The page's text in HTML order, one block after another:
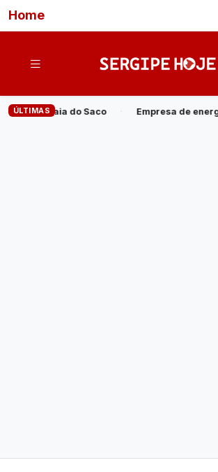
Home
ÚLTIMAS
Empresa de energia elétrica oferta 20 vagas